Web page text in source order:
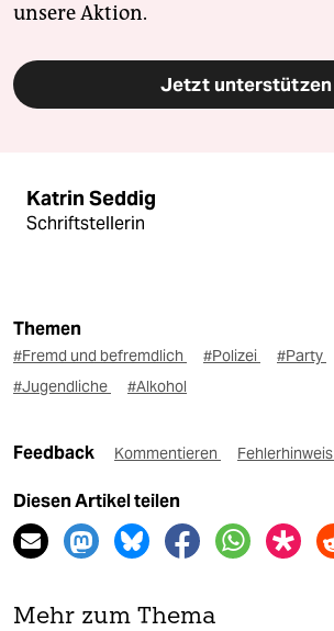
unsere Aktion.
Jetzt unterstützen
Katrin Seddig
Schriftstellerin
Themen
#Fremd und befremdlich #Polizei #Party
#Jugendliche
#Alkohol
Feedback Kommentieren Fehlerhinweis
Diesen Artikel teilen
Mehr zum Thema